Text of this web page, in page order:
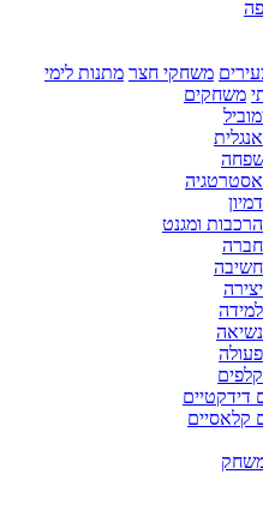
משחקי חצר מתנות לימי
משחקים
ומגנט
דידקטיים
קלאסיים
משחק